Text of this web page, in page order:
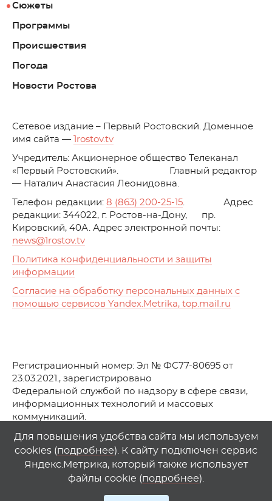
Сюжеты
Программы
Происшествия
Погода
Новости Ростова
Cетевое издание – Первый Ростовский. Доменное
имя сайта —
1rostov.tv
Учредитель: Акционерное общество Телеканал
«Первый Ростовский». Главный редактор
— Наталич Анастасия Леонидовна.
Телефон редакции: 8 (863) 200-25-15. Адрес
редакции: 344022, г. Ростов-на-Дону, пр.
Кировский, 40А. Адрес электронной почты:
news@1rostov.tv
Политика конфиденциальности и защиты
информации
Согласие на обработку персональных данных с
помощью сервисов Yandex.Metrika, top.mail.ru
Регистрационный номер: Эл № ФС77-80695 от
23.03.2021., зарегистрировано
Федеральной службой по надзору в сфере связи,
информационных технологий и массовых
коммуникаций.
© АО Телеканал «Первый Ростовский» (2021-2025)
Любое использование материалов сайта возможно
только при указании гиперссылки на1rostov.tv
Для повышения удобства сайта мы используем
cookies (подробнее). К сайту подключен сервис
Яндекс.Метрика, который также использует
файлы cookie (подробнее).